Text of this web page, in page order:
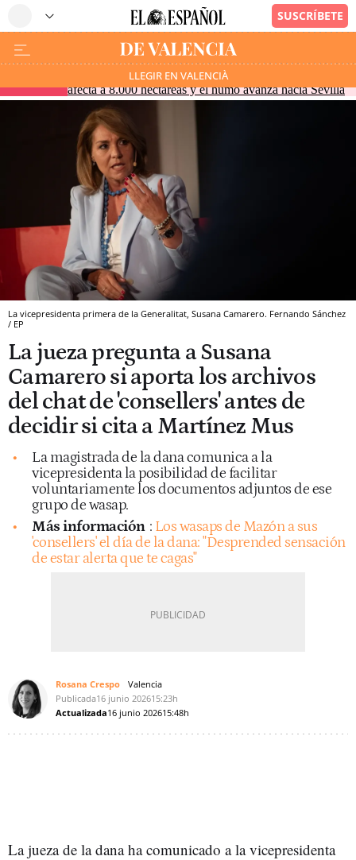
LLEGIR EN VALENCIÀ
El incendio de Niebla duplica su superficie en un día:
afecta a 8.000 hectáreas y el humo avanza hacia Sevilla
La vicepresidenta primera de la Generalitat, Susana Camarero. Fernando Sánchez
/ EP
La jueza pregunta a Susana
Camarero si aporta los archivos
del chat de 'consellers' antes de
decidir si cita a Martínez Mus
La magistrada de la dana comunica a la
vicepresidenta la posibilidad de facilitar
voluntariamente los documentos adjuntos de ese
grupo de wasap.
Más información : Los wasaps de Mazón a sus
'consellers' el día de la dana: "Desprended sensación
de estar alerta que te cagas"
Rosana Crespo
Valencia
Publicada16 junio 202615:23h
Actualizada16 junio 202615:48h
La jueza de la dana ha comunicado a la vicepresidenta